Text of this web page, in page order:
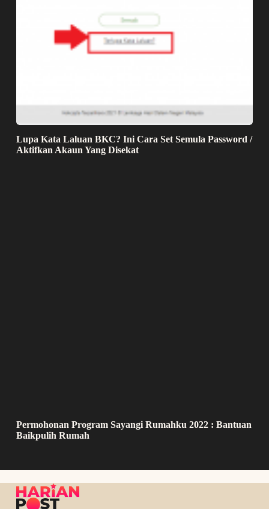
Lupa Kata Laluan BKC? Ini Cara Set Semula Password /
Aktifkan Akaun Yang Disekat
Permohonan Program Sayangi Rumahku 2022 : Bantuan
Baikpulih Rumah